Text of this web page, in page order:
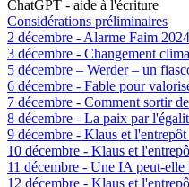
ChatGPT - aide à l'écriture
Considérations préliminaires
2 décembre - Alarme Faim 2024
3 décembre - Changement
5 décembre – Werder – un
6 décembre - Fable pour
7 décembre - Comment sortir
8 décembre - La paix par
9 décembre - Klaus et
10 décembre - Klaus et
11 décembre - Une IA peut-elle
12 décembre - Klaus et